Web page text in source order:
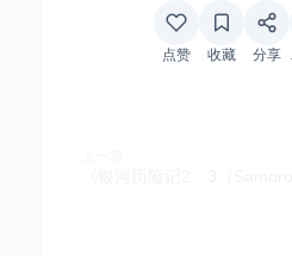
点赞 收藏 分享